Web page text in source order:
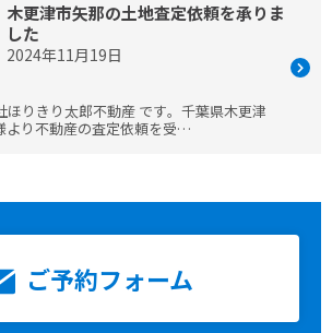
木更津市矢那の土地査定依頼を承りま
した
2024年11月19日
ほりきり太郎不動産 です。千葉県木更津
より不動産の査定依頼を受…
ご予約フォーム